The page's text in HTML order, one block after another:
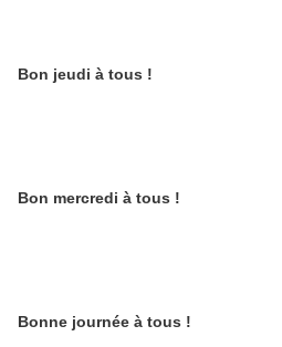
Bon jeudi à tous !
Bon mercredi à tous !
Bonne journée à tous !